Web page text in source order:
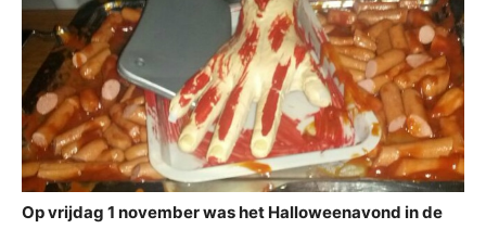
Op vrijdag 1 november was het Halloweenavond in de